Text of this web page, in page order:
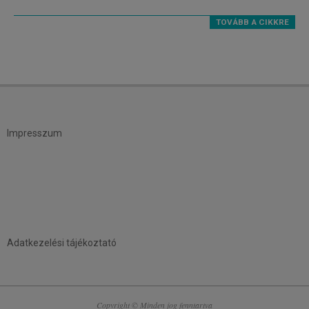
TOVÁBB A CIKKRE
Impresszum
Adatkezelési tájékoztató
Copyright © Minden jog fenntartva